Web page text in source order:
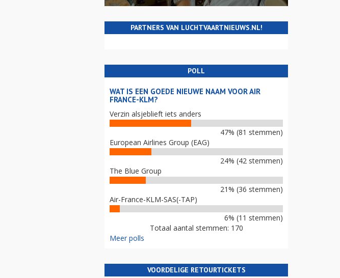
PARTNERS VAN LUCHTVAARTNIEUWS.NL!
POLL
WAT IS EEN GOEDE NIEUWE NAAM VOOR AIR
FRANCE-KLM?
Verzin alsjeblieft iets anders
47% (81 stemmen)
European Airlines Group (EAG)
24% (42 stemmen)
The Blue Group
21% (36 stemmen)
Air-France-KLM-SAS(-TAP)
6% (11 stemmen)
Totaal aantal stemmen: 170
Meer polls
VOORDELIGE RETOURTICKETS